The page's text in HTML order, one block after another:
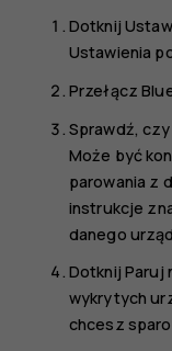
Dotknij
Ustawienia
Przełącz
Sprawdź,
Może być
parowania z
instrukcje
danego
DotknijParuj
wykrytych
chcesz